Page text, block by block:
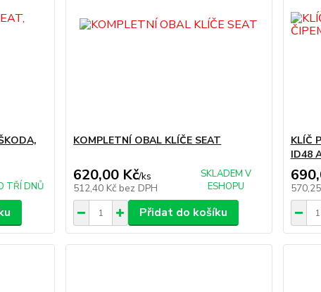
TŘÍ DNŮ
KOMPLETNÍ OBAL KLÍČE SEAT
620,00 Kč/ks
512,40 Kč bez DPH
SKLADEM V
ESHOPU
Přidat do košíku
KLÍČ
ID48